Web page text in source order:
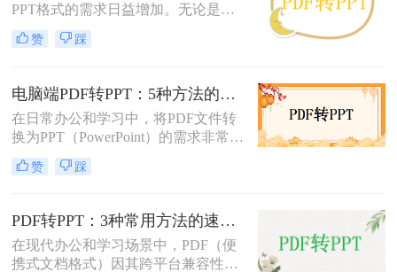
PPT格式的需求日益增加。无论是为
了更好地展示信息，还是为了便于编
辑内容，掌握几种有效的PDF转PPT
怎么转换呢？本文将介绍三种常用的
方法来实现这一转换。
赞 踩
电脑端PDF转PPT：5种方法的安装配置和操作差异！
在日常办公和学习中，将PDF文件转
换为PPT（PowerPoint）的需求非常普
遍。无论是为了制作演示文稿、分享
资料还是教学用途，掌握高效的PDF
脑pdf如何转化为ppt呢？本文将详细
介绍五种将PDF转换成PPT的方法，
帮助您轻松应对各种需求。
赞 踩
PDF转PPT：3种常用方法的速度对比和适用文件类型！
在现代办公和学习场景中，PDF（便
携式文档格式）因其跨平台兼容性和